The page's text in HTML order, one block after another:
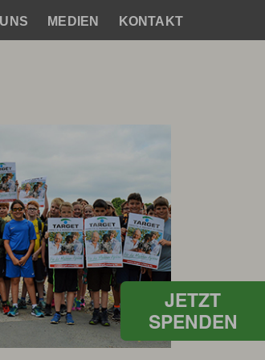
MEDIEN KONTAKT
JETZT
SPENDEN